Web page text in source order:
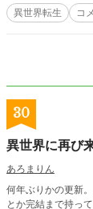
し
異世界転生 コ
30
異世界に再び
あろまりん
何年ぶりかの更新。 ホントすみま
とか完結まで持っ